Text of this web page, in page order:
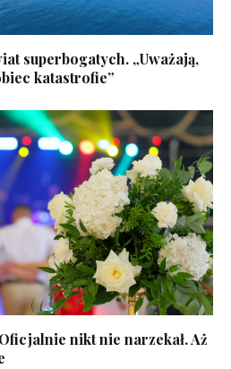
superbogatych. „Uważają,
katastrofie”
nikt nie narzekał. Aż